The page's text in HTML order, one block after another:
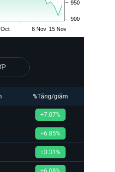
%Tăng/giảm
+7.07%
+6.85%
+3.31%